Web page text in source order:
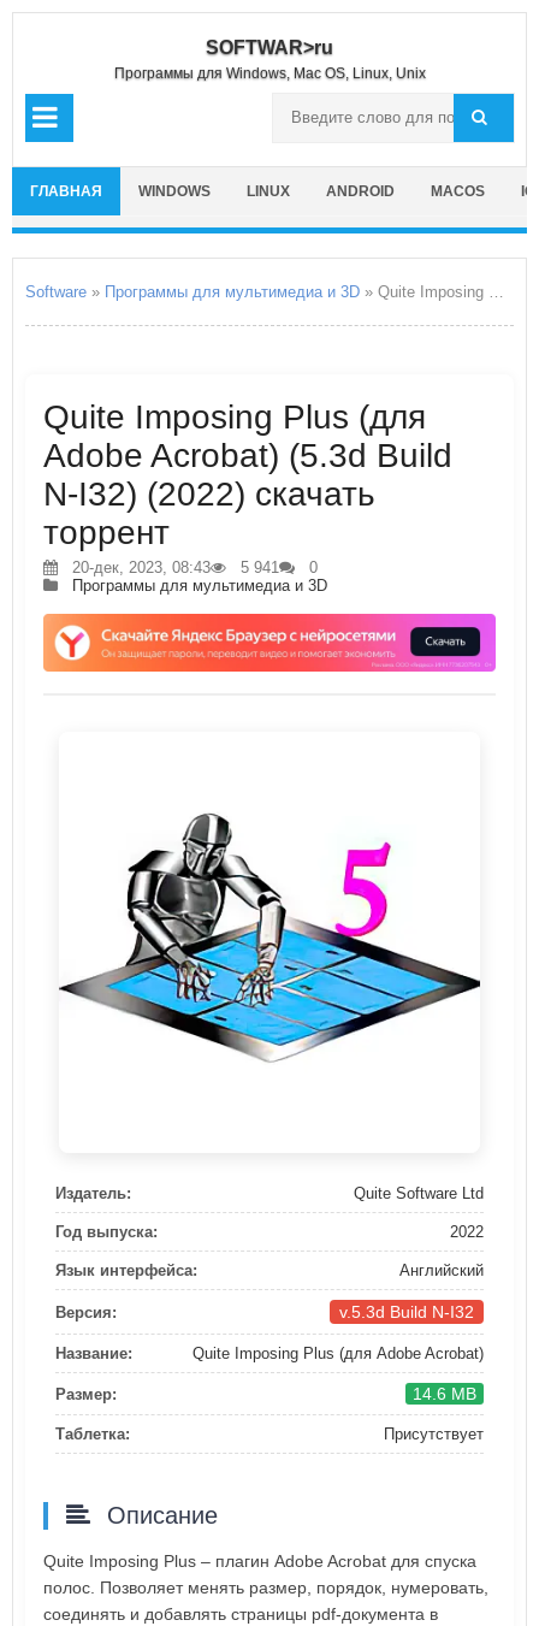
SOFTWAR>ru
Программы для Windows, Mac OS, Linux, Unix
ГЛАВНАЯ WINDOWS LINUX ANDROID MACOS
Software » Программы для мультимедиа и 3D » Quite Imposing Plus (для Adobe Acrobat)
Quite Imposing Plus (для
Adobe Acrobat) (5.3d Build
N-I32) (2022) скачать
торрент
20-дек, 2023, 08:43 5 941
0
Программы для мультимедиа и 3D
Издатель: Quite Software Ltd
Год выпуска: 2022
Язык интерфейса: Английский
Версия: v.5.3d Build N-I32
Название: Quite Imposing Plus (для Adobe Acrobat)
Размер: 14.6 MB
Таблетка: Присутствует
Описание
Quite Imposing Plus – плагин Adobe Acrobat для спуска
полос. Позволяет менять размер, порядок, нумеровать,
соединять и добавлять страницы pdf-документа в